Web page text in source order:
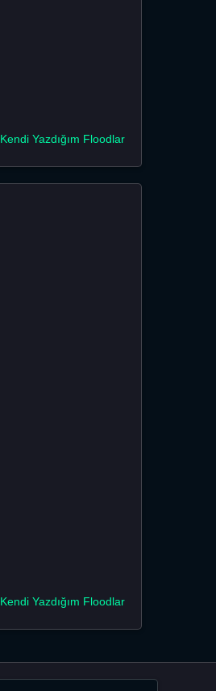
Kendi Yazdığım Floodlar
Kendi Yazdığım Floodlar